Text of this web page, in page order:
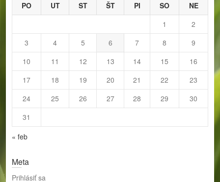
PO UT ST ŠT PI SO
NE
1
2
3
4 5 6 7 8
9
10
11 12 13 14 15
16
17
18 19 20 21 22
23
24
25 26 27 28 29
30
31
« feb
Meta
Prihlásiť sa